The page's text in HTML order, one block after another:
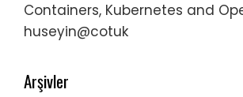
Containers, Kubernetes and
huseyin@cotuk
Arşivler